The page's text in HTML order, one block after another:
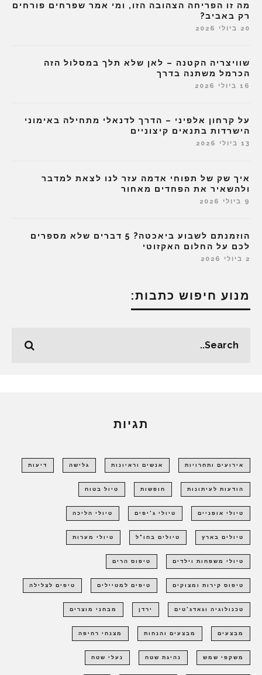
מה זו הפריחה הצהובה הזו, ומי אמר שפרחים פורחים
רק באביב?
20 ביולי 2026
שוויצריה הקטנה – לאן שלא תלך במסלול הזה
הכרמל משתנה בדרך
16 ביולי 2026
על קרחון אלפיני – הדרך לדנאלי מתחילה באימוני
הישרדות בתנאים קיצוניים
13 ביולי 2026
איך שק של תפוחי אדמה עזר לנו לצאת למדבר
ולהשאיר את הפחדים מאחור
9 ביולי 2026
הוזמנתם לשבוע ביאכטה? 5 דברים שלא מספרים
לכם על החלום האקזוטי
2 ביולי 2026
מנוע חיפוש כתבות:
תגיות
אירועים ותחרויות אנשים וראיונות גלישה דיעות
הודעות לעיתונות חופשות טיול בטוח
טיולי אופניים טיולי ג'יפים טיולי הליכה
טיולים בארץ טיולים בחו"ל טיולי מערות
טיולי משפחות וילדים טיפוס הרים
טיפוס קירות ומצוקים טיפים למטיילים טיפים לצלילה
טכנולוגיה וגאדג'טים ירדן מבחני מוצרים
מבצעים מבצעים והנחות מצנחי רחיפה
משקפי שמש נהיגת שטח נעלי שטח